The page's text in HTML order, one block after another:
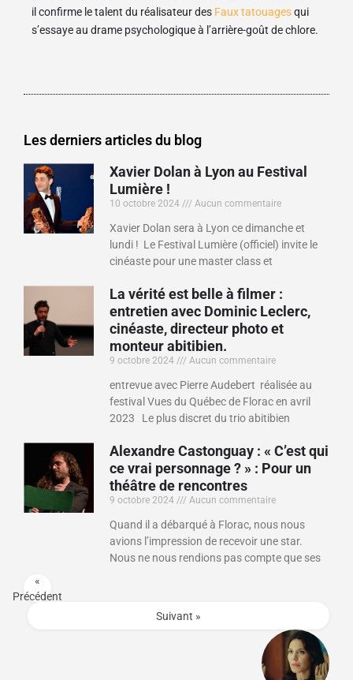
il confirme le talent du réalisateur des Faux tatouagesqui
s’essaye au drame psychologique à l’arrière-goût de chlore.
Les derniers articles du blog
Xavier Dolan à Lyon au Festival
Lumière !
10 octobre 2024 Aucun commentaire
Xavier Dolan sera à Lyon ce dimanche et
lundi ! Le Festival Lumière (officiel) invite le
cinéaste pour une master class et
La vérité est belle à filmer :
entretien avec Dominic Leclerc,
cinéaste, directeur photo et
monteur abitibien.
9 octobre 2024 Aucun commentaire
entrevue avec Pierre Audebert réalisée au
festival Vues du Québec de Florac en avril
2023 Le plus discret du trio abitibien
Alexandre Castonguay : « C’est qui
ce vrai personnage ? » : Pour un
théâtre de rencontres
9 octobre 2024 Aucun commentaire
Quand il a débarqué à Florac, nous nous
avions l’impression de recevoir une star.
Nous ne nous rendions pas compte que ses
«
Précédent
Suivant »